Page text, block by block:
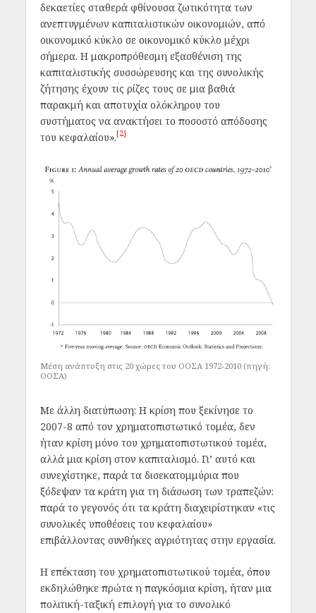
δεκαετίες σταθερά φθίνουσα ζωτικότητα των
ανεπτυγμένων καπιταλιστικών οικονομιών, από
οικονομικό κύκλο σε οικονομικό κύκλο μέχρι
σήμερα. Η μακροπρόθεσμη εξασθένιση της
καπιταλιστικής συσσώρευσης και της συνολικής
ζήτησης έχουν τις ρίζες τους σε μια βαθιά
παρακμή και αποτυχία ολόκληρου του
συστήματος να ανακτήσει το ποσοστό απόδοσης
του κεφαλαίου».[2]
Μέση ανάπτυξη στις 20 χώρες του ΟΟΣΑ 1972-2010 (πηγή:
ΟΟΣΑ)
Με άλλη διατύπωση: Η κρίση που ξεκίνησε το
2007-8 από τον χρηματοπιστωτικό τομέα, δεν
ήταν κρίση μόνο του χρηματοπιστωτικού τομέα,
αλλά μια κρίση στον καπιταλισμό. Γι’ αυτό και
συνεχίστηκε, παρά τα δισεκατομμύρια που
ξόδεψαν τα κράτη για τη διάσωση των τραπεζών:
παρά το γεγονός ότι τα κράτη διαχειρίστηκαν «τις
συνολικές υποθέσεις του κεφαλαίου»
επιβάλλοντας συνθήκες αγριότητας στην εργασία.
Η επέκταση του χρηματοπιστωτικού τομέα, όπου
εκδηλώθηκε πρώτα η παγκόσμια κρίση, ήταν μια
πολιτική-ταξική επιλογή για το συνολικό